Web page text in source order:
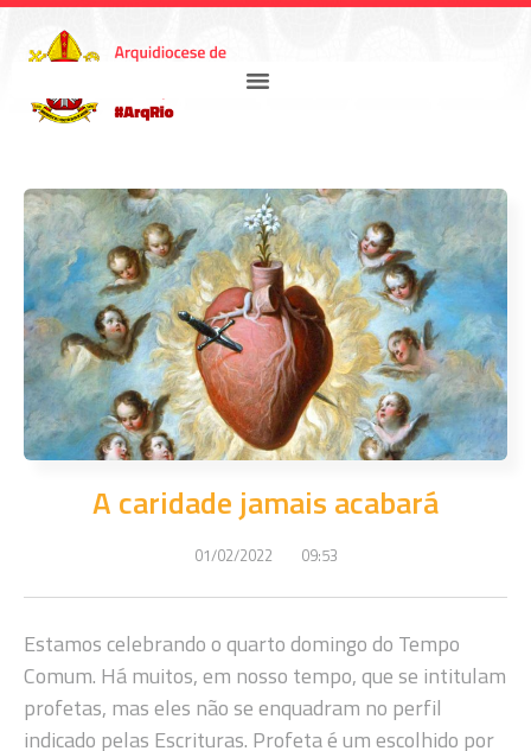
A caridade jamais acabará
01/02/2022 09:53
Estamos celebrando o quarto domingo do Tempo
Comum. Há muitos, em nosso tempo, que se intitulam
profetas, mas eles não se enquadram no perfil
indicado pelas Escrituras. Profeta é um escolhido por